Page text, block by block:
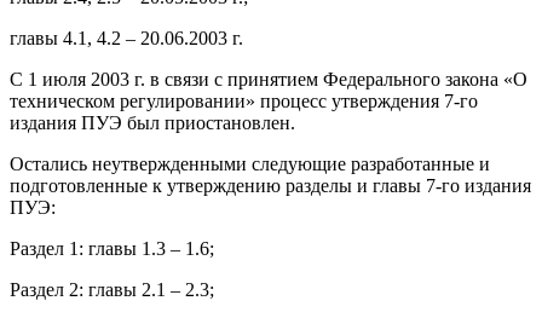
главы 4.1, 4.2 – 20.06.2003 г.
С 1 июля 2003 г. в связи с принятием Федерального закона «О
техническом регулировании» процесс утверждения 7-го
издания ПУЭ был приостановлен.
Остались неутвержденными следующие разработанные и
подготовленные к утверждению разделы и главы 7-го издания
ПУЭ:
Раздел 1: главы 1.3 – 1.6;
Раздел 2: главы 2.1 – 2.3;